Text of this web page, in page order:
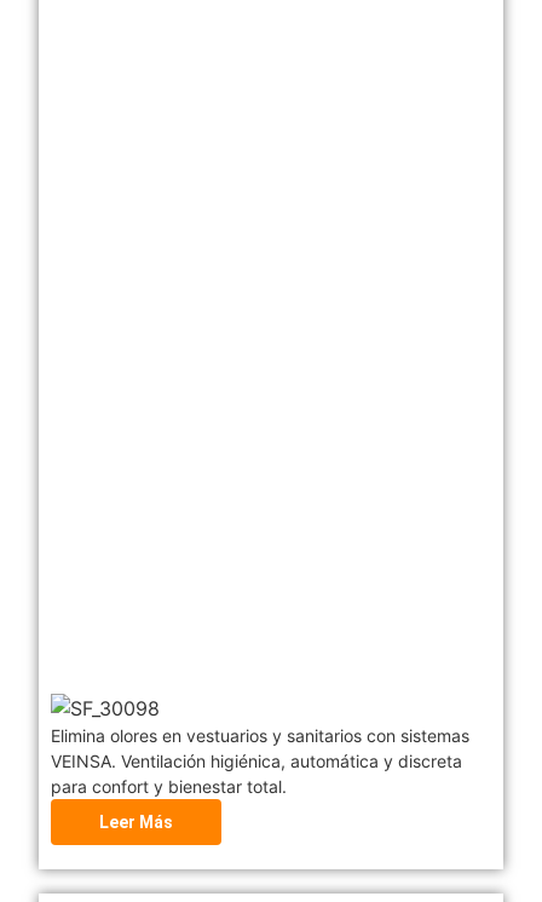
Elimina olores en vestuarios y sanitarios con sistemas
VEINSA. Ventilación higiénica, automática y discreta
para confort y bienestar total.
Leer Más